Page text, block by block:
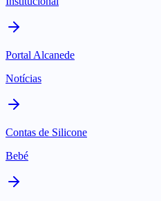
Portal Alcanede
Notícias
Contas de Silicone
Bebé